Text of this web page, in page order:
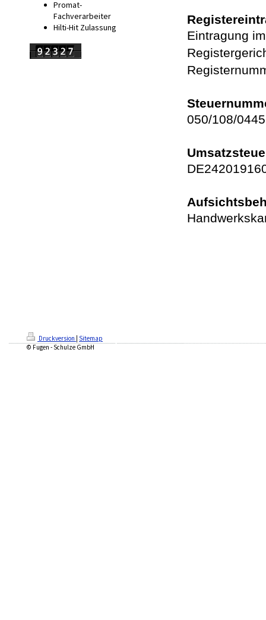
Promat-
Fachverarbeiter
Hilti-Hit Zulassung
Eintragung
050/108/
Druckversion | Sitemap
© Fugen - Schulze GmbH